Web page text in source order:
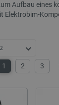
Aufbau eines
Elektrobim-
1 2 3